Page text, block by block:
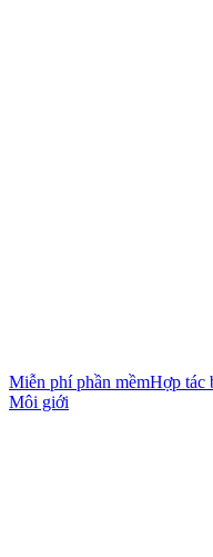
Miễn phí phần mềmHợp tác
Môi giới